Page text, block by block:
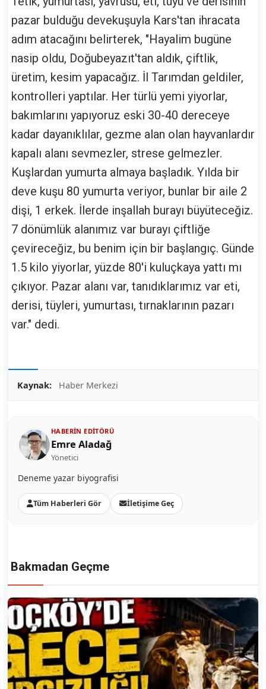
pazar bulduğu devekuşuyla Kars'tan ihracata
adım atacağını belirterek, "Hayalim bugüne
nasip oldu, Doğubeyazıt'tan aldık, çiftlik,
üretim, kesim yapacağız. İl Tarımdan geldiler,
kontrolleri yaptılar. Her türlü yemi yiyorlar,
bakımlarını yapıyoruz eski 30-40 dereceye
kadar dayanıklılar, gezme alan olan hayvanlardır
kapalı alanı sevmezler, strese gelmezler.
Kuşlardan yumurta almaya başladık. Yılda bir
deve kuşu 80 yumurta veriyor, bunlar bir aile 2
dişi, 1 erkek. İlerde inşallah burayı büyüteceğiz.
7 dönümlük alanımız var burayı çiftliğe
çevireceğiz, bu benim için bir başlangıç. Günde
1.5 kilo yiyorlar, yüzde 80'i kuluçkaya yattı mı
çıkıyor. Pazar alanı var, tanıdıklarımız var eti,
derisi, tüyleri, yumurtası, tırnaklarının pazarı
var." dedi.
Kaynak: Haber Merkezi
HABERIN EDITÖRÜ
Emre Aladağ
Yönetici
Deneme yazar biyografisi
Tüm Haberleri Gör İletişime Geç
Bakmadan Geçme